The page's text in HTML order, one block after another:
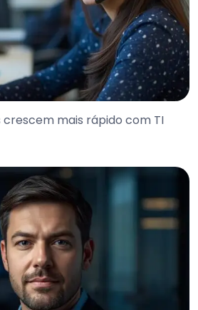
crescem mais rápido com TI